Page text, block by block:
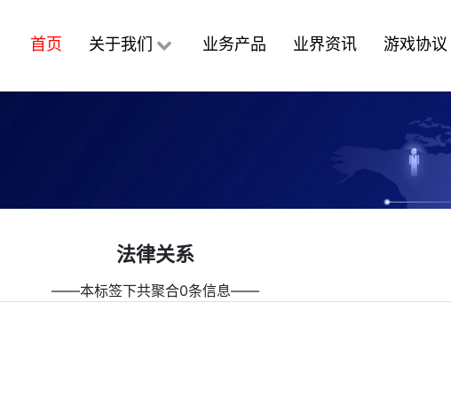
首页 关于我们 业务产品 业界资讯 游戏协议
法律关系
――本标签下共聚合0条信息――